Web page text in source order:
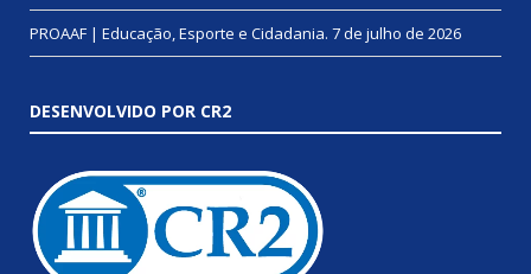
PROAAF | Educação, Esporte e Cidadania. 7 de julho de 2026
DESENVOLVIDO POR CR2